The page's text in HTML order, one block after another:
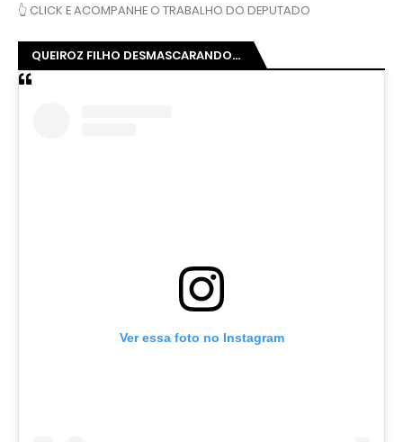
👆 CLICK E ACOMPANHE O TRABALHO DO DEPUTADO
QUEIROZ FILHO DESMASCARANDO...
Ver essa foto no Instagram